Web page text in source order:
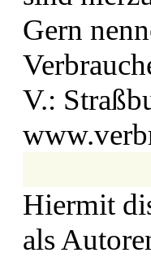
Gern
V.:
Hiermit
als